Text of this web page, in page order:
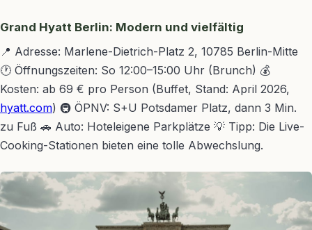
Grand Hyatt Berlin: Modern und vielfältig
📍 Adresse: Marlene-Dietrich-Platz 2, 10785 Berlin-Mitte
🕐 Öffnungszeiten: So 12:00–15:00 Uhr (Brunch) 💰
Kosten: ab 69 € pro Person (Buffet, Stand: April 2026,
hyatt.com) 🚇 ÖPNV: S+U Potsdamer Platz, dann 3 Min.
zu Fuß 🚗 Auto: Hoteleigene Parkplätze 💡 Tipp: Die Live-
Cooking-Stationen bieten eine tolle Abwechslung.